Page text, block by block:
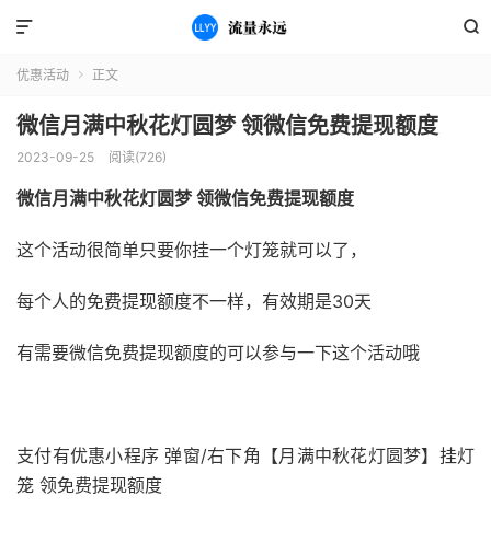


优惠活动  正文
微信月满中秋花灯圆梦 领微信免费提现额度
2023-09-25 阅读(726)
微信月满中秋花灯圆梦 领微信免费提现额度
这个活动很简单只要你挂一个灯笼就可以了，
每个人的免费提现额度不一样，有效期是30天
有需要微信免费提现额度的可以参与一下这个活动哦
支付有优惠小程序 弹窗/右下角【月满中秋花灯圆梦】挂灯
笼 领免费提现额度